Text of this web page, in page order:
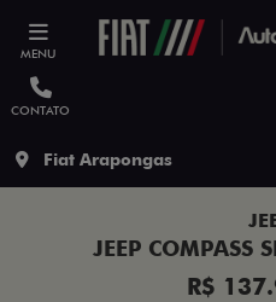
MENU
CONTATO
Fiat Arapongas
JEEP COMPASS
R$